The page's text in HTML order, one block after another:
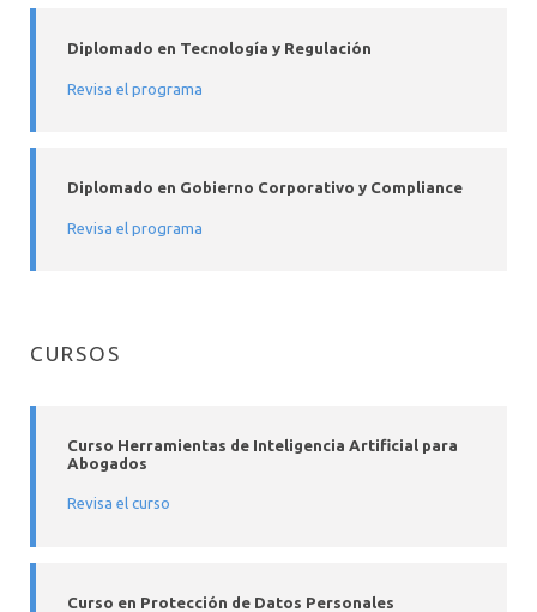
Diplomado en Tecnología y Regulación
Revisa el programa
Diplomado en Gobierno Corporativo y Compliance
Revisa el programa
CURSOS
Curso Herramientas de Inteligencia Artificial para
Abogados
Revisa el curso
Curso en Protección de Datos Personales